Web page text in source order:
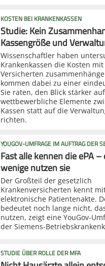
KOSTEN BEI KRANKENKASSEN
Studie: Kein
Kassengröße und
Wissenschaftler haben
Krankenkassen die Kosten
Versicherten
kommen dabei zu einer
Sie raten, den Blick stärker auf
wettbewerbliche Elemente
Kassen statt auf die
richten.
YOUGOV-UMFRAGE IM AUFTRAG DER
Fast alle kennen die ePA
wenige nutzen sie
Der Großteil der gesetzlich
Krankenversicherten kennt
elektronische Patientenakte.
bedeutet noch lange nicht,
nutzen, zeigt eine YouGov-
der Siemens-
STUDIE ÜBER ROLLE DER MFA